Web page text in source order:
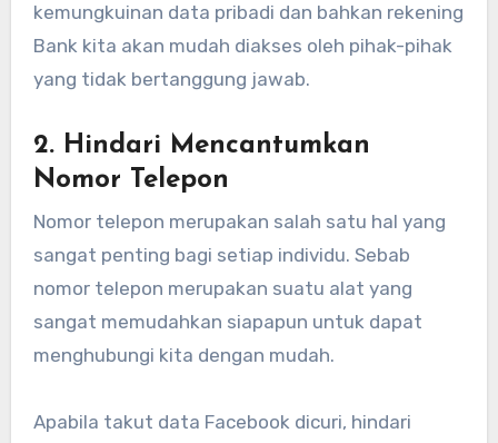
kemungkuinan data pribadi dan bahkan rekening
Bank kita akan mudah diakses oleh pihak-pihak
yang tidak bertanggung jawab.
2. Hindari Mencantumkan
Nomor Telepon
Nomor telepon merupakan salah satu hal yang
sangat penting bagi setiap individu. Sebab
nomor telepon merupakan suatu alat yang
sangat memudahkan siapapun untuk dapat
menghubungi kita dengan mudah.
Apabila takut data Facebook dicuri, hindari